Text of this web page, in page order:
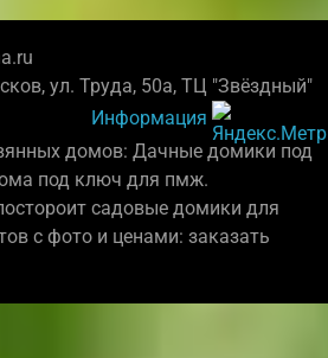
ул. Труда, 50а, ТЦ "Звёздный"
Информация
домов: Дачные домики под
под ключ для пмж.
садовые домики для
с фото и ценами: заказать